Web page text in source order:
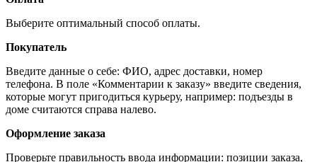
Выберите оптимальный способ оплаты.
Покупатель
Введите данные о себе: ФИО, адрес доставки, номер
телефона. В поле «Комментарии к заказу» введите сведения,
которые могут пригодиться курьеру, например: подъезды в
доме считаются справа налево.
Оформление заказа
Проверьте правильность ввода информации: позиции заказа,